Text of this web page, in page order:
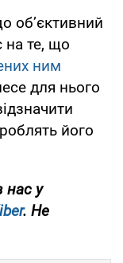
обʼєктивний
на те, що
ним
для нього
його
нас у
. Не